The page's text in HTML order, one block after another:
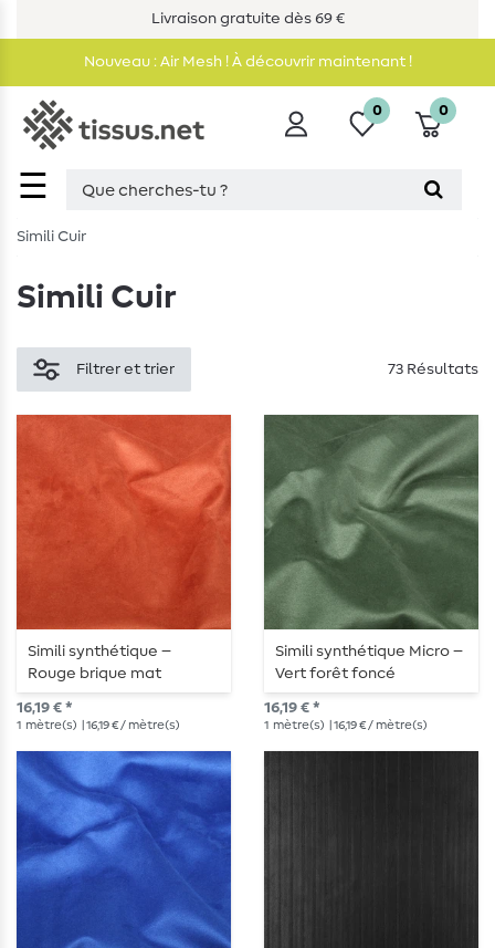
Livraison gratuite dès 69 €
Nouveau : Air Mesh ! À découvrir maintenant !
☰
0 0
Simili Cuir
Simili Cuir
Filtrer et trier 73 Résultats
Simili synthétique –
Rouge brique mat
16,19 € *
1 mètre(s) | 16,19 € / mètre(s)
Simili synthétique Micro –
Vert forêt foncé
16,19 € *
1 mètre(s) | 16,19 € / mètre(s)